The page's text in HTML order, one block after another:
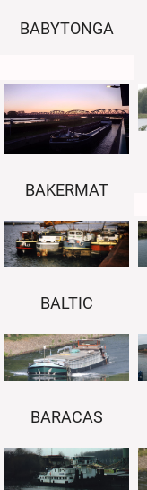
BABYTONGA
BAKERMAT
BALTIC
BARACAS